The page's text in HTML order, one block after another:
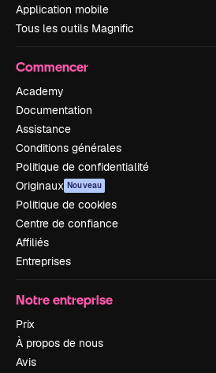
Application mobile
Tous les outils Magnific
Commencer
Academy
Documentation
Assistance
Conditions générales
Politique de confidentialité
Originaux Nouveau
Politique de cookies
Centre de confiance
Affiliés
Entreprises
Notre entreprise
Prix
À propos de nous
Avis